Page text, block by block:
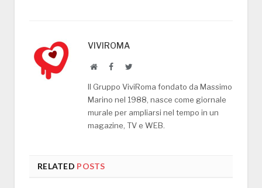
VIVIROMA
WebsiteFacebookTwitter
Il Gruppo ViviRoma fondato da Massimo
Marino nel 1988, nasce come giornale
murale per ampliarsi nel tempo in un
magazine, TV e WEB.
RELATED POSTS